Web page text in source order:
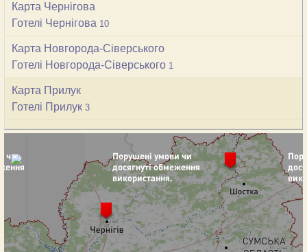
Карта Чернігова
Готелі Чернігова 10
Карта Новгорода-Сіверського
Готелі Новгорода-Сіверського 1
Карта Прилук
Готелі Прилук 3